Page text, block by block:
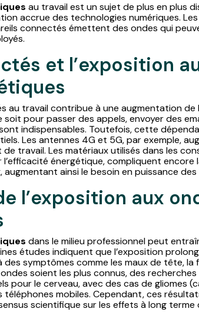
au travail est un sujet de plus en plus
accrue des technologies numériques. Les
connectés émettent des ondes qui
et l’exposition
au travail contribue à une augmentation de
soit pour passer des appels, envoyer des
indispensables. Toutefois, cette
Les antennes 4G et 5G, par exemple,
travail. Les matériaux utilisés dans les
énergétique, compliquent encore
ainsi le besoin en puissance
l’exposition aux
dans le milieu professionnel peut
études indiquent que l’exposition
symptômes comme les maux de tête, la
soient les plus connus, des
pour le cerveau, avec des cas de gliomes
téléphones mobiles. Cependant, ces
scientifique sur les effets à long